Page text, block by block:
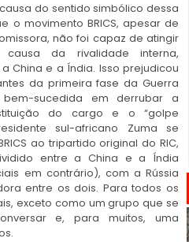
do sentido simbólico dessa
o movimento BRICS, apesar de
não foi capaz de atingir
da rivalidade interna,
China e a Índia. Isso prejudicou
da primeira fase da Guerra
sucedida em derrubar a
do cargo e o “golpe
sul-africano Zuma se
ao tripartido original do RIC,
entre a China e a Índia
em contrário), com a Rússia
entre os dois. Para todos os
exceto como um grupo que se
e, para muitos, uma